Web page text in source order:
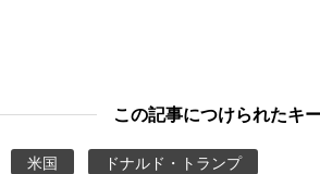
この記事につけられたキ
米国 ドナルド・トランプ